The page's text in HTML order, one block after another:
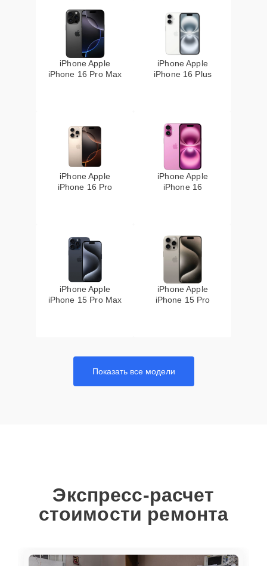
iPhone Apple
iPhone 16 Pro Max
iPhone Apple
iPhone 16 Plus
iPhone Apple
iPhone 16 Pro
iPhone Apple
iPhone 16
iPhone Apple
iPhone 15 Pro Max
iPhone Apple
iPhone 15 Pro
Показать все модели
Экспресс-расчет
стоимости ремонта